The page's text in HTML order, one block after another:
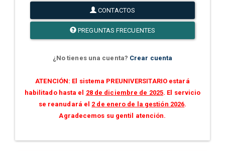
CONTACTOS
PREGUNTAS FRECUENTES
¿No tienes una cuenta? Crear cuenta
ATENCIÓN: El sistema PREUNIVERSITARIO estará
habilitado hasta el 28 de diciembre de 2025. El servicio
se reanudará el 2 de enero de la gestión 2026.
Agradecemos su gentil atención.